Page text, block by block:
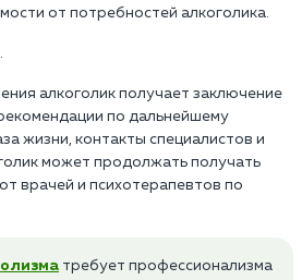
от потребностей алкоголика.
алкоголик получает заключение
по дальнейшему
жизни, контакты специалистов и
может продолжать получать
врачей и психотерапевтов по
требует профессионализма